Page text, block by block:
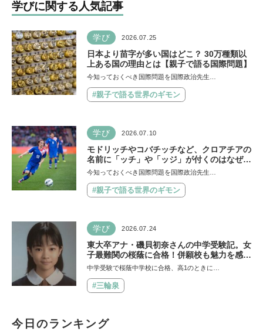
学びに関する人気記事
学び 2026.07.25
日本より苗字が多い国はどこ？ 30万種類以
上ある国の理由とは【親子で語る国際問題】
今知っておくべき国際問題を国際政治先生…
#親子で語る世界のギモン
学び 2026.07.10
モドリッチやコバチッチなど、クロアチアの
名前に「ッチ」や「ッジ」が付くのはなぜ？
【親子で語る国際問題】
今知っておくべき国際問題を国際政治先生…
#親子で語る世界のギモン
学び 2026.07.24
東大卒アナ・磯貝初奈さんの中学受験記。女
子最難関の桜蔭に合格！併願校も魅力を感じ
た渋渋に。母親の声かけは「睡眠が何より大
中学受験で桜蔭中学校に合格、高1のときに…
#三輪泉
今日のランキング